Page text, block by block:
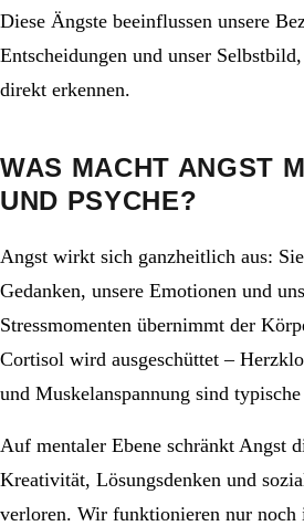
Diese Ängste beeinflussen unsere
Entscheidungen und unser
direkt erkennen.
WAS MACHT ANGST
UND PSYCHE?
Angst wirkt sich ganzheitlich aus:
Gedanken, unsere Emotionen und
Stressmomenten übernimmt der
Cortisol wird ausgeschüttet –
und Muskelanspannung sind
Auf mentaler Ebene schränkt Angst
Kreativität, Lösungsdenken und
verloren. Wir funktionieren nur noch